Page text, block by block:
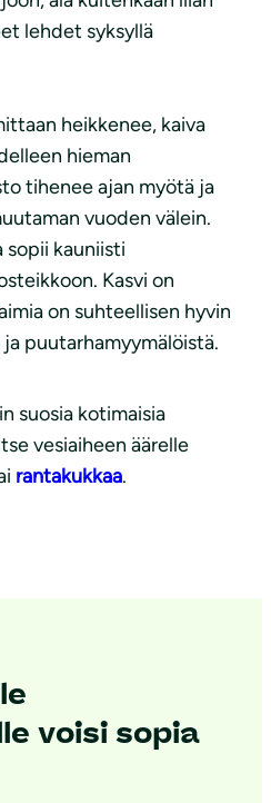
lehdet syksyllä
heikkenee, kaiva
hieman
tihenee ajan myötä ja
vuoden välein.
sopii kauniisti
Kasvi on
on suhteellisen hyvin
puutarhamyymälöistä.
suosia kotimaisia
vesiaiheen äärelle
rantakukkaa.
voisi sopia